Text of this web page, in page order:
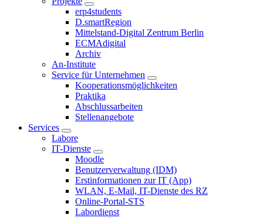
erp4students
D.smartRegion
Mittelstand-Digital Zentrum Berlin
ECMAdigital
Archiv
An-Institute
Service für Unternehmen
Kooperationsmöglichkeiten
Praktika
Abschlussarbeiten
Stellenangebote
Services
Labore
IT-Dienste
Moodle
Benutzerverwaltung (IDM)
Erstinformationen zur IT (App)
WLAN, E-Mail, IT-Dienste des RZ
Online-Portal-STS
Labordienst